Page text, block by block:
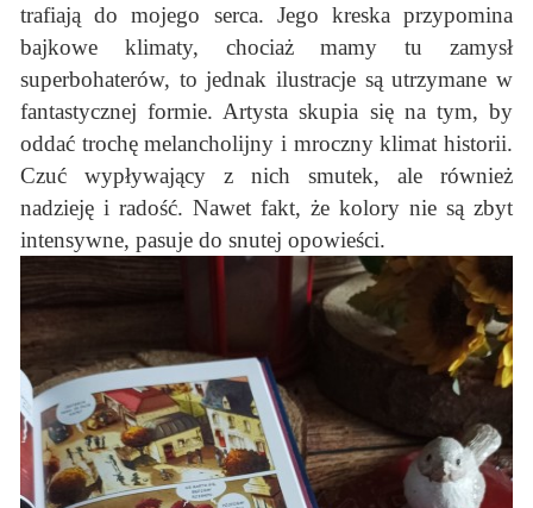
trafiają do mojego serca. Jego kreska przypomina
bajkowe klimaty, chociaż mamy tu zamysł
superbohaterów, to jednak ilustracje są utrzymane w
fantastycznej formie. Artysta skupia się na tym, by
oddać trochę melancholijny i mroczny klimat historii.
Czuć wypływający z nich smutek, ale również
nadzieję i radość. Nawet fakt, że kolory nie są zbyt
intensywne, pasuje do snutej opowieści.